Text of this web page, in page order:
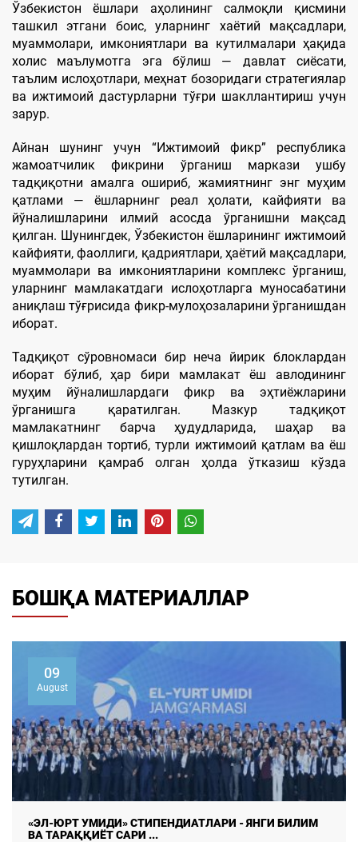
Ўзбекистон ёшлари аҳолининг салмоқли қисмини
ташкил этгани боис, уларнинг хаётий мақсадлари,
муаммолари, имкониятлари ва кутилмалари ҳақида
холис маълумотга эга бўлиш — давлат сиёсати,
таълим ислоҳотлари, меҳнат бозоридаги стратегиялар
ва ижтимоий дастурларни тўғри шакллантириш учун
зарур.
Айнан шунинг учун “Ижтимоий фикр” республика
жамоатчилик фикрини ўрганиш маркази ушбу
тадқиқотни амалга ошириб, жамиятнинг энг муҳим
қатлами — ёшларнинг реал ҳолати, кайфияти ва
йўналишларини илмий асосда ўрганишни мақсад
қилган. Шунингдек, Ўзбекистон ёшларининг ижтимоий
кайфияти, фаоллиги, қадриятлари, ҳаётий мақсадлари,
муаммолари ва имкониятларини комплекс ўрганиш,
уларнинг мамлакатдаги ислоҳотларга муносабатини
аниқлаш тўғрисида фикр-мулоҳозаларини ўрганишдан
иборат.
Тадқиқот сўровномаси бир неча йирик блоклардан
иборат бўлиб, ҳар бири мамлакат ёш авлодининг
муҳим йўналишлардаги фикр ва эҳтиёжларини
ўрганишга қаратилган. Мазкур тадқиқот
мамлакатнинг барча ҳудудларида, шаҳар ва
қишлоқлардан тортиб, турли ижтимоий қатлам ва ёш
гуруҳларини қамраб олган ҳолда ўтказиш кўзда
тутилган.
БОШҚА МАТЕРИАЛЛАР
August
ОНЛАЙН ТАДҚИҚОТЛАРДА МАЪЛУМОТЛАР
ИЗЧИЛЛИГИ ВА РЕСПОНДЕНТЛАР ...